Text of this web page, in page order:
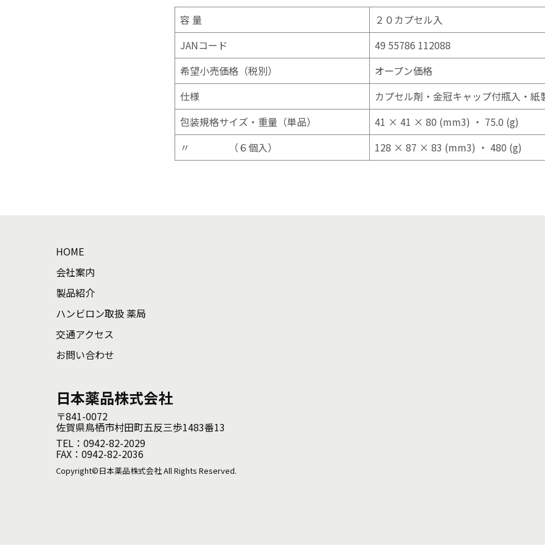
容 量
２０カプセル入
JANコード
49 55786 112088
希望小売価格（税別）
オープン価格
仕様
カプセル剤・金冠キャップ付瓶入・紙
包装規格サイズ・重量（単品）
41 × 41 × 80 (mm3) ・ 75.0 (g)
〃 （６個入）
128 × 87 × 83 (mm3) ・ 480 (g)
HOME
会社案内
製品紹介
ハンビロン取扱 薬局
交通アクセス
お問い合わせ
日本薬品株式会社
〒841-0072
佐賀県鳥栖市村田町五反三歩1483番13
TEL：0942-82-2029
FAX：0942-82-2036
Copyright©日本薬品株式会社 All Rights Reserved.